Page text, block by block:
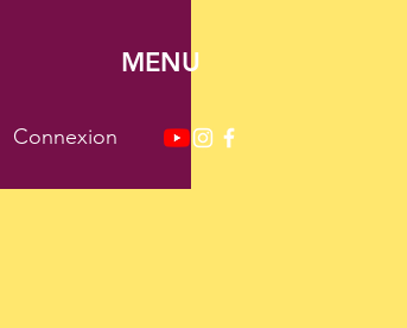
Connexion
MENU